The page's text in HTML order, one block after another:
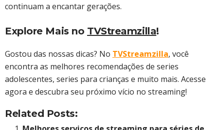
continuam a encantar gerações.
Explore Mais no TVStreamzilla!
Gostou das nossas dicas? No TVStreamzilla, você
encontra as melhores recomendações de series
adolescentes, series para crianças e muito mais. Acesse
agora e descubra seu próximo vício no streaming!
Related Posts: